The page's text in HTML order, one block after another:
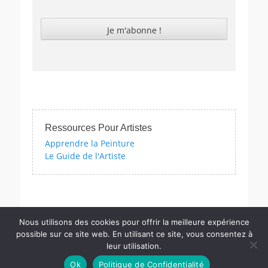
Ressources Pour Artistes
Apprendre la Peinture
Le Guide de l'Artiste
Testez vos connaissances artistiques avec nos quizzes sur
Copyright © PMActu.Art. Tous Les Droits Sont Réservés | Catch
Nous utilisons des cookies pour offrir la meilleure expérience
possible sur ce site web. En utilisant ce site, vous consentez à
leur utilisation.
Ok
Politique de Confidentialité